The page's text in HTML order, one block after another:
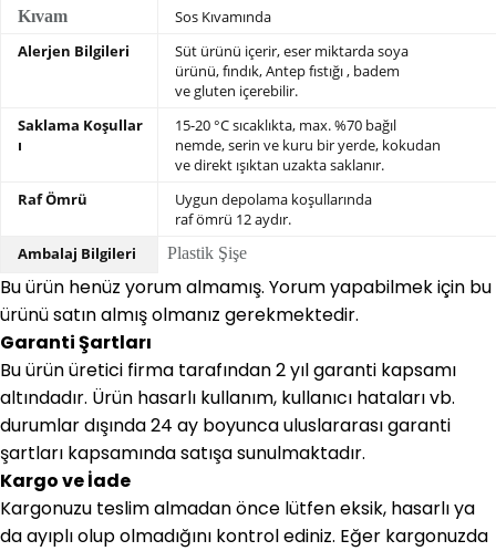
Kıvam
Sos Kıvamında
Alerjen Bilgileri
Süt ürünü içerir, eser miktarda soya
ürünü,fındık, Antep fıstığı , badem
ve gluten içerebilir.
Saklama Koşullar
ı
15-20 °C sıcaklıkta, max. %70 bağıl
nemde,serin ve kuru bir yerde, kokudan
ve direkt ışıktan uzakta saklanır.
Raf Ömrü
Uygun depolama koşullarında
raf ömrü 12 aydır.
Ambalaj Bilgileri
Plastik Şişe
Bu ürün henüz yorum almamış. Yorum yapabilmek için bu
ürünü satın almış olmanız gerekmektedir.
Garanti Şartları
Bu ürün üretici firma tarafından 2 yıl garanti kapsamı
altındadır. Ürün hasarlı kullanım, kullanıcı hataları vb.
durumlar dışında 24 ay boyunca uluslararası garanti
şartları kapsamında satışa sunulmaktadır.
Kargo ve İade
Kargonuzu teslim almadan önce lütfen eksik, hasarlı ya
da ayıplı olup olmadığını kontrol ediniz. Eğer kargonuzda